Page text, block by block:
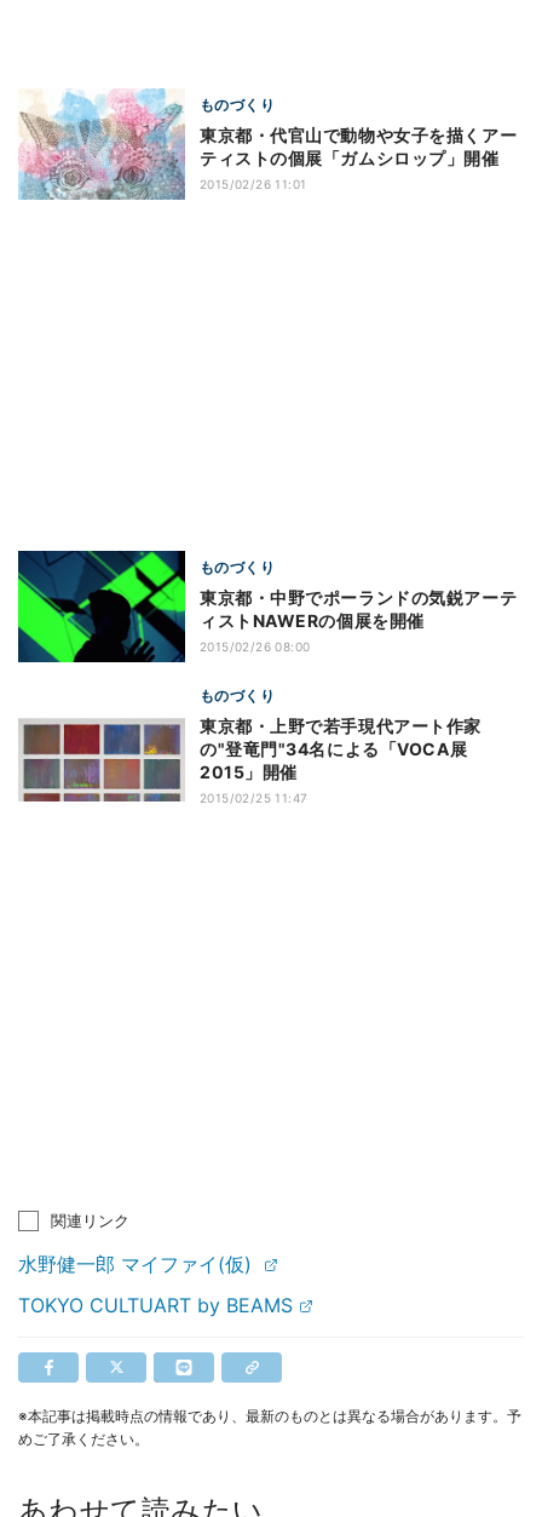
ものづくり
東京都・代官山で動物や女子を描くアー
ティストの個展「ガムシロップ」開催
2015/02/26 11:01
ものづくり
東京都・中野でポーランドの気鋭アーテ
ィストNAWERの個展を開催
2015/02/26 08:00
ものづくり
東京都・上野で若手現代アート作家
の"登竜門"34名による「VOCA展
2015」開催
2015/02/25 11:47
関連リンク
水野健一郎 マイファイ(仮)
TOKYO CULTUART by BEAMS
※本記事は掲載時点の情報であり、最新のものとは異なる場合があります。予
めご了承ください。